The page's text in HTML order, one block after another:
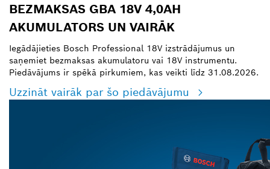
BEZMAKSAS GBA 18V 4,0AH
AKUMULATORS UN VAIRĀK
Iegādājieties Bosch Professional 18V izstrādājumus un
saņemiet bezmaksas akumulatoru vai 18V instrumentu.
Piedāvājums ir spēkā pirkumiem, kas veikti līdz 31.08.2026.
Uzzināt vairāk par šo piedāvājumu